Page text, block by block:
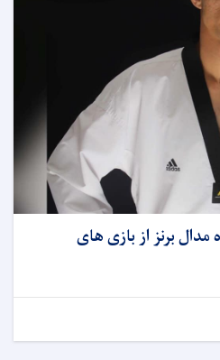
برنز از بازی های